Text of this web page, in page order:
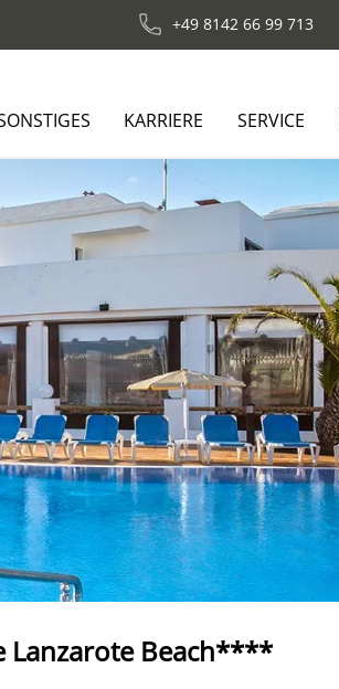
+49 8142 66 99 713
KARRIERE SERVICE
Lanzarote Beach****